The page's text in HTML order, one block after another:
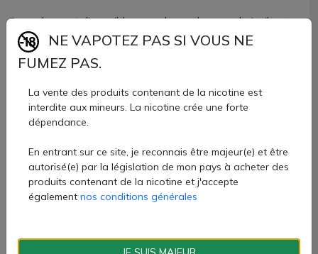
Ce pochon est disponible avec de nombreux coloris. Il est
doté de liens coulissants pour ne pas laisser s'échapper
vos embouts préférés !
cigarette.
Quantité
AJOUTER À MON PANIER
NE VAPOTEZ PAS SI VOUS NE
FUMEZ PAS.
La vente des produits contenant de la nicotine est
interdite aux mineurs. La nicotine crée une forte
dépendance.
En entrant sur ce site, je reconnais être majeur(e) et être
autorisé(e) par la législation de mon pays à acheter des
produits contenant de la nicotine et j'accepte
également nos conditions générales